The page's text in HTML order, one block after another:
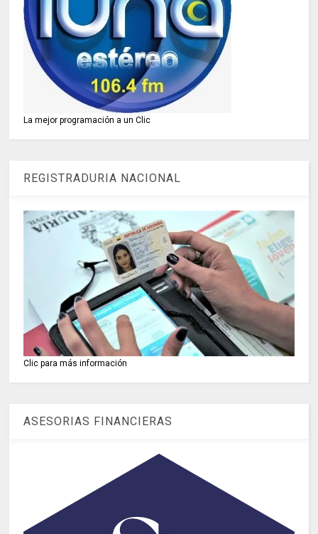
La mejor programación a un Clic
REGISTRADURIA NACIONAL
Clic para más información
ASESORIAS FINANCIERAS